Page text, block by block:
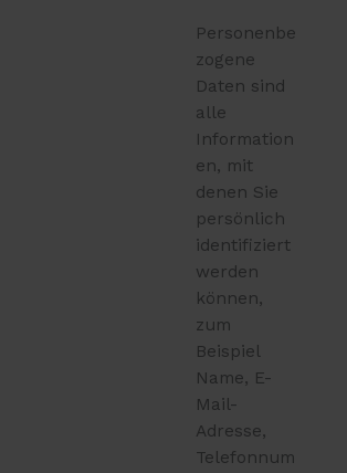
Personenbe
zogene
Daten sind
alle
Information
en, mit
denen Sie
persönlich
identifiziert
werden
können,
zum
Beispiel
Name, E-
Mail-
Adresse,
Telefonnum